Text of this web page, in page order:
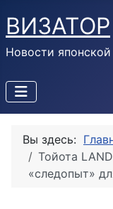
ВИЗАТОР
Новости
Вы здесь:
Тойота
«следопыт»